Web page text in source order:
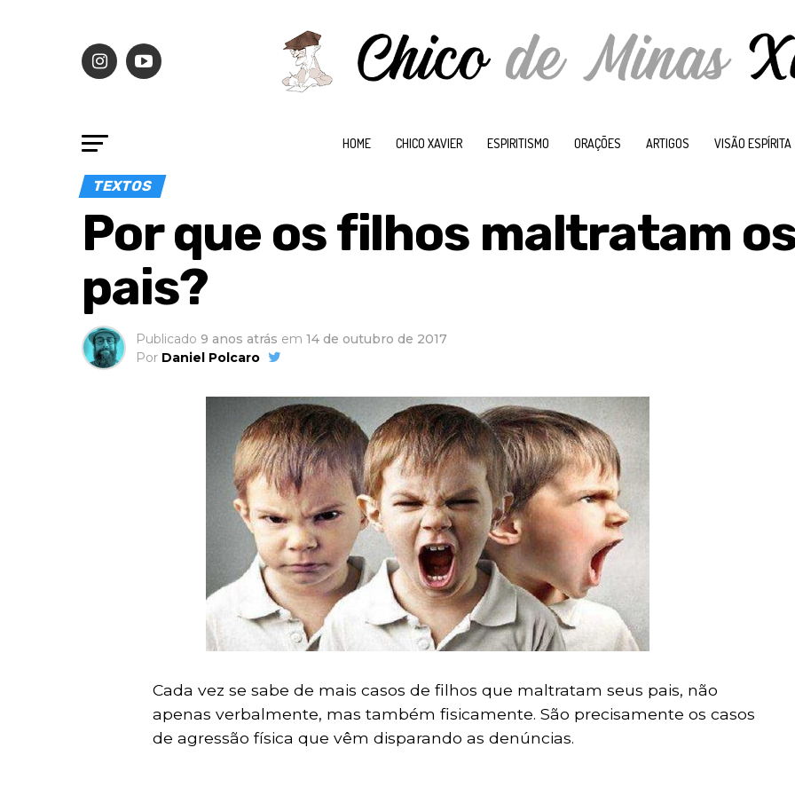
HOME CHICO XAVIER ESPIRITISMO ORAÇÕES ARTIGOS VISÃO ESPÍRITA
TEXTOS
Por que os filhos maltratam
pais?
Publicado 9 anos atrás em 14 de outubro de 2017
Por Daniel Polcaro
Cada vez se sabe de mais casos de filhos que maltratam seus pais, não
apenas verbalmente, mas também fisicamente. São precisamente os casos
de agressão física que vêm disparando as denúncias.